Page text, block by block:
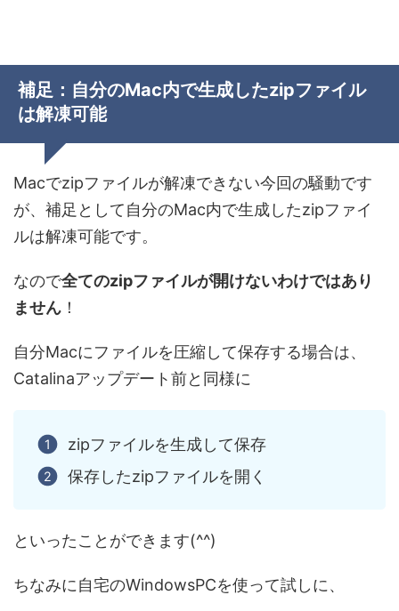
補足：自分のMac内で生成したzipファイル
は解凍可能
Macでzipファイルが解凍できない今回の騒動です
が、補足として自分のMac内で生成したzipファイ
ルは解凍可能です。
なので全てのzipファイルが開けないわけではあり
ません ！
自分Macにファイルを圧縮して保存する場合は、
Catalinaアップデート前と同様に
zipファイルを生成して保存
保存したzipファイルを開く
といったことができます(^^)
ちなみに自宅のWindowsPCを使って試しに、